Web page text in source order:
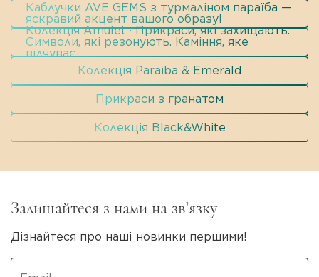
Каблучки AVE GEMS з турмаліном параїба —
яскравий акцент вашого образу!
Колекція Amulet · Прикраси, які захищають.
Символи, які резонують. Каміння, яке
відчуває.
Колекція Paraiba & Emerald
Прикраси з гранатом
Колекція Black&White
Залишайтеся з нами на зв’язку
Дізнайтеся про наші новинки першими!